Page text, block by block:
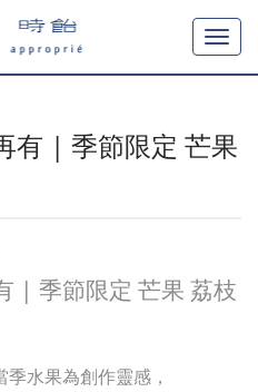
有 | 季節限定 芒果
| 季節限定 芒果 荔枝
水果為創作靈感，